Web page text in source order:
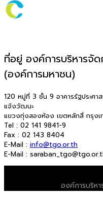
ที่อยู่ องค์การบริหารจัด
(องค์การมหาชน)
120 หมู่ที่ 3 ชั้น 9 อาคารรัฐประศา
แจ้งวัฒนะ
แขวงทุ่งสองห้อง เขตหลักสี่ กรุงเ
Tel : 02 141 9841-9
Fax : 02 143 8404
E-Mail : info@tgo.or.th
E-Mail :
องค์การบริห